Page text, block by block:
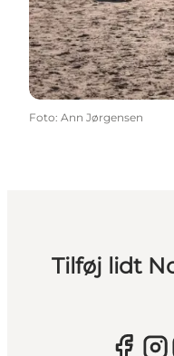
Foto: Ann Jørgensen
Tilføj lidt